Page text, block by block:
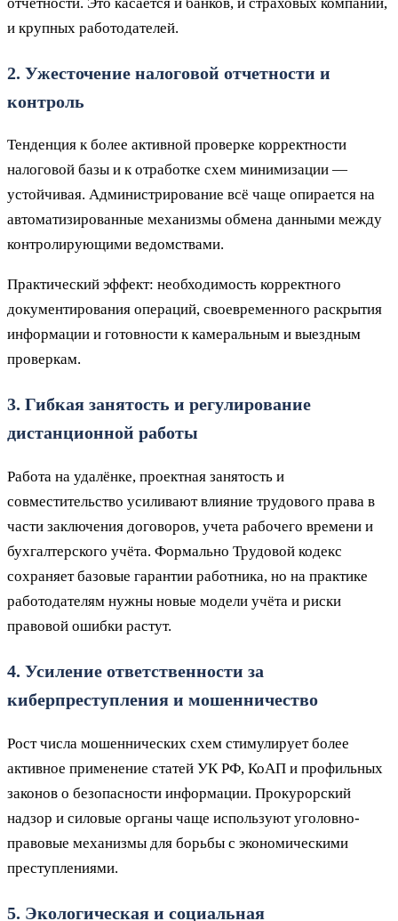
и крупных работодателей.
2. Ужесточение налоговой отчетности и
контроль
Тенденция к более активной проверке корректности
налоговой базы и к отработке схем минимизации —
устойчивая. Администрирование всё чаще опирается на
автоматизированные механизмы обмена данными между
контролирующими ведомствами.
Практический эффект: необходимость корректного
документирования операций, своевременного раскрытия
информации и готовности к камеральным и выездным
проверкам.
3. Гибкая занятость и регулирование
дистанционной работы
Работа на удалёнке, проектная занятость и
совместительство усиливают влияние трудового права в
части заключения договоров, учета рабочего времени и
бухгалтерского учёта. Формально Трудовой кодекс
сохраняет базовые гарантии работника, но на практике
работодателям нужны новые модели учёта и риски
правовой ошибки растут.
4. Усиление ответственности за
киберпреступления и мошенничество
Рост числа мошеннических схем стимулирует более
активное применение статей УК РФ, КоАП и профильных
законов о безопасности информации. Прокурорский
надзор и силовые органы чаще используют уголовно-
правовые механизмы для борьбы с экономическими
преступлениями.
5. Экологическая и социальная